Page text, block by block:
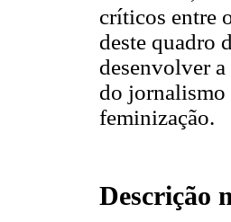
críticos entre
deste quadro
desenvolver
do jornalismo
feminização.
Descrição